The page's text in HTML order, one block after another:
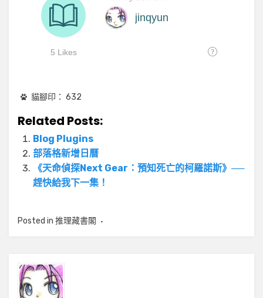
貓腳印： 632
Related Posts:
Blog Plugins
部落格新增日曆
《天命偵探Next Gear：預知死亡的柯羅諾斯》──
趕快給我下一集！
Posted in 推理藏書閣